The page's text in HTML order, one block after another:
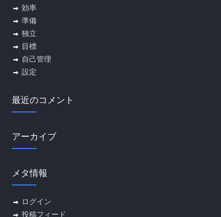
効率
準備
独立
目標
自己管理
設定
最近のコメント
アーカイブ
メタ情報
ログイン
投稿フィード